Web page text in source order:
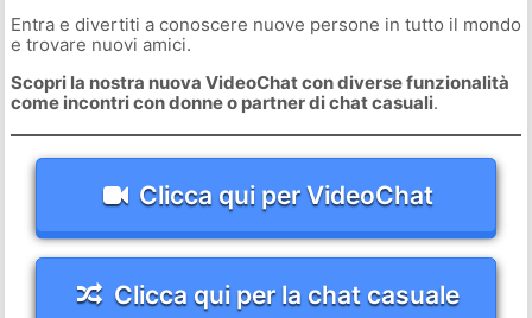
Entra e divertiti a conoscere nuove persone in tutto il mondo
e trovare nuovi amici.
Scopri la nostra nuova VideoChat con diverse funzionalità
come incontri con donne o partner di chat casuali.
Clicca qui per VideoChat
Clicca qui per la chat casuale